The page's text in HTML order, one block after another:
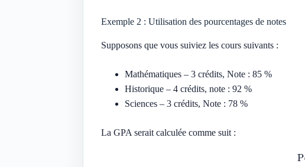
Exemple 2 : Utilisation des pourcentages de notes
Supposons que vous suiviez les cours suivants :
Mathématiques – 3 crédits, Note : 85 %
Historique – 4 crédits, note : 92 %
Sciences – 3 crédits, Note : 78 %
La GPA serait calculée comme suit :